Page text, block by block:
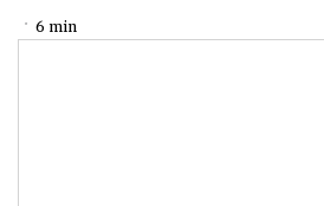
6 min